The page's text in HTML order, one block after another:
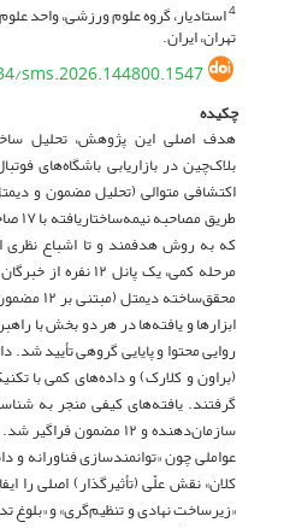
4استادیار، گروه علوم ورزشی، واحد
تهران، ایران.
sms.2026.144800.1547
چکیده
هدف اصلی این پژوهش، تحلیل
بلاک‌چین در بازاریابی باشگاه‌های
اکتشافی متوالی (تحلیل مضمون و
که به روش هدفمند و تا اشباع نظری
مرحله کمی، یک پانل
ابزارها و یافته‌ها در هر دو بخش با
روایی محتوا و پایایی گروهی تأیید
(براون و کلارک) و داده‌های کمی با
سازمان‌دهنده و ۱۲
عواملی چون «توانمندسازی فناورانه
کلان» نقش علّی (تأثیرگذار) اصلی را
«زیرساخت نهادی و تنظیم‌گری» و «بلوغ